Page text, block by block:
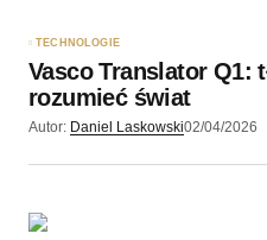
TECHNOLOGIE
Vasco Translator Q1:
rozumieć świat
Autor: Daniel Laskowski02/04/2026